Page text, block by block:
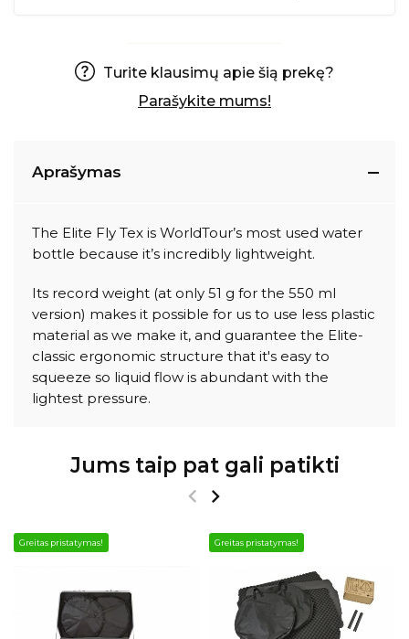
Turite klausimų apie šią prekę?
Parašykite mums!
Aprašymas
The Elite Fly Tex is WorldTour’s most used water
bottle because it’s incredibly lightweight.
Its record weight (at only 51 g for the 550 ml
version) makes it possible for us to use less plastic
material as we make it, and guarantee the Elite-
classic ergonomic structure that it's easy to
squeeze so liquid flow is abundant with the
lightest pressure.
Jums taip pat gali patikti
Greitas pristatymas! Greitas pristatymas!